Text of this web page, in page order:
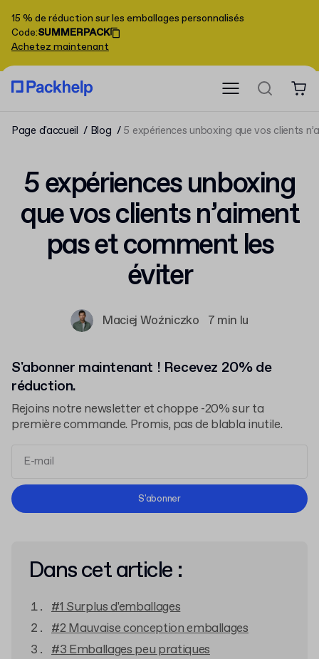
15 % de réduction sur les emballages personnalisés
Code:SUMMERPACK
Achetez maintenant
Page d'accueil Blog 5 expériences unboxing que vos clients
5 expériences unboxing
que vos clients n’aiment
pas et comment les
éviter
Maciej Woźniczko 7 min lu
S'abonner maintenant ! Recevez 20% de
réduction.
Rejoins notre newsletter et choppe -20% sur ta
première commande. Promis, pas de blabla inutile.
Conditions d'Utilisation
S'abonner
Dans cet article :
#1 Surplus d'emballages
#2 Mauvaise conception emballages
#3 Emballages peu pratiques